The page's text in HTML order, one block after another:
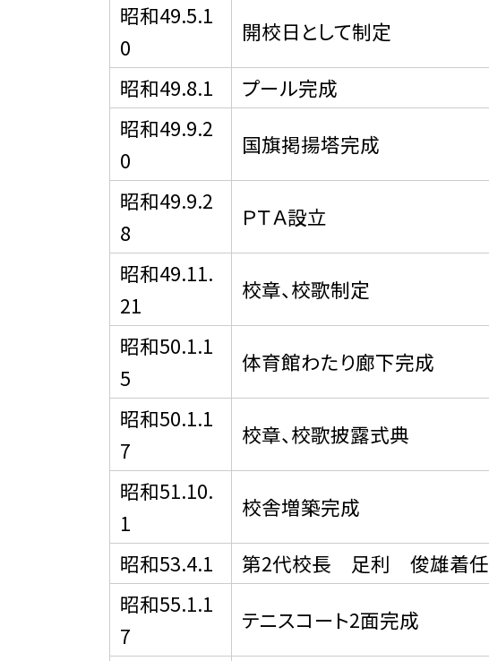
昭和49.5.1
0
開校日として制定
昭和49.8.1
プール完成
昭和49.9.2
0
国旗掲揚塔完成
昭和49.9.2
8
ＰＴＡ設立
昭和49.11.
21
校章、校歌制定
昭和50.1.1
5
体育館わたり廊下完成
昭和50.1.1
7
校章、校歌披露式典
昭和51.10.
1
校舎増築完成
昭和53.4.1
第2代校長 足利 俊雄着任
昭和55.1.1
7
テニスコート2面完成